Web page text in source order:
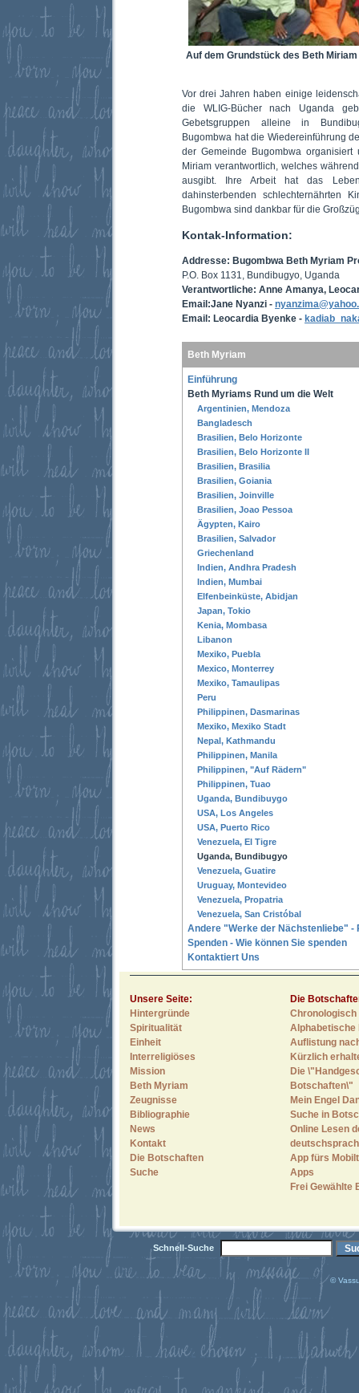
Auf dem Grundstück des Beth Miriam
Vor drei Jahren haben einige
die WLIG-Bücher nach Uganda
Gebetsgruppen alleine in
Bugombwa hat die Wiedereinführung
der Gemeinde Bugombwa
Miriam verantwortlich, welches
ausgibt. Ihre Arbeit hat das
dahinsterbenden schlechternährten
Bugombwa sind dankbar für die
Kontak-Information:
Addresse: Bugombwa Beth Myriam
P.O. Box 1131, Bundibugyo, Uganda
Verantwortliche: Anne Amanya,
Email:Jane Nyanzi -
Email: Leocardia Byenke -
Beth Myriam
Einführung
Beth Myriams Rund um die Welt
Argentinien, Mendoza
Bangladesch
Brasilien, Belo Horizonte
Brasilien, Belo Horizonte II
Brasilien, Brasilia
Brasilien, Goiania
Brasilien, Joinville
Brasilien, Joao Pessoa
Ägypten, Kairo
Brasilien, Salvador
Griechenland
Indien, Andhra Pradesh
Indien, Mumbai
Elfenbeinküste, Abidjan
Japan, Tokio
Kenia, Mombasa
Libanon
Mexiko, Puebla
Mexico, Monterrey
Mexiko, Tamaulipas
Peru
Philippinen, Dasmarinas
Mexiko, Mexiko Stadt
Nepal, Kathmandu
Philippinen, Manila
Philippinen, "Auf Rädern"
Philippinen, Tuao
Uganda, Bundibuygo
USA, Los Angeles
USA, Puerto Rico
Venezuela, El Tigre
Uganda, Bundibugyo
Venezuela, Guatire
Uruguay, Montevideo
Venezuela, Propatria
Venezuela, San Cristóbal
Andere "Werke der Nächstenliebe" -
Spenden - Wie können Sie spenden
Kontaktiert Uns
Unsere Seite:
Hintergründe
Spiritualität
Einheit
Interreligiöses
Mission
Beth Myriam
Zeugnisse
Bibliographie
News
Kontakt
Die Botschaften
Suche
Die
Alphabetische
Auflistung
Kürzlich
Die
Botschaften\"
Mein Engel
Suche in
Online Lesen
App fürs
Apps
Frei Gewählte
Schnell-Suche
©